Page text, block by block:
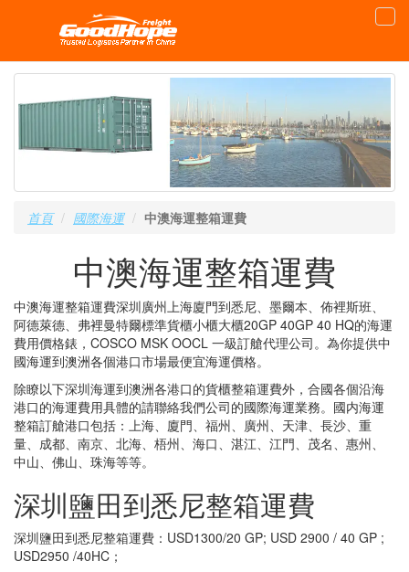
首頁 國際海運 中澳海運整箱運費
中澳海運整箱運費
中澳海運整箱運費深圳廣州上海廈門到悉尼、墨爾本、佈裡斯班、
阿德萊德、弗裡曼特爾標準貨櫃小櫃大櫃20GP 40GP 40 HQ的海運
費用價格錶，COSCO MSK OOCL 一級訂艙代理公司。為你提供中
國海運到澳洲各個港口市場最便宜海運價格。
除瞭以下深圳海運到澳洲各港口的貨櫃整箱運費外，合國各個沿海
港口的海運費用具體的請聯絡我們公司的國際海運業務。國内海運
整箱訂艙港口包括：上海、廈門、福州、廣州、天津、長沙、重
量、成都、南京、北海、梧州、海口、湛江、江門、茂名、惠州、
中山、佛山、珠海等等。
深圳鹽田到悉尼整箱運費
深圳鹽田到悉尼整箱運費：USD1300/20 GP; USD 2900 / 40 GP ;
USD2950 /40HC；